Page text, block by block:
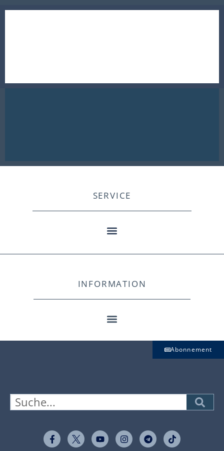
SERVICE
INFORMATION
Abonnement